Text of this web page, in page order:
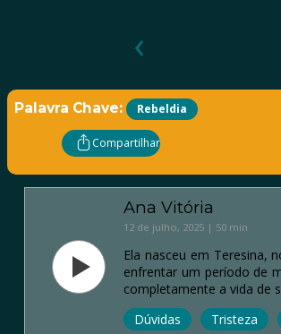
‹
Palavra Chave: Rebeldia
Compartilhar
Ana Vitória
12 de julho, 2025 | 50 min
Ela nasceu em Teresina,
enfrentar um período de
completamente a vida de
Dúvidas
Tristeza